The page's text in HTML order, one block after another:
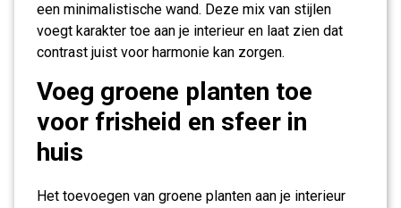
een minimalistische wand. Deze mix van stijlen
voegt karakter toe aan je interieur en laat zien dat
contrast juist voor harmonie kan zorgen.
Voeg groene planten toe
voor frisheid en sfeer in
huis
Het toevoegen van groene planten aan je interieur